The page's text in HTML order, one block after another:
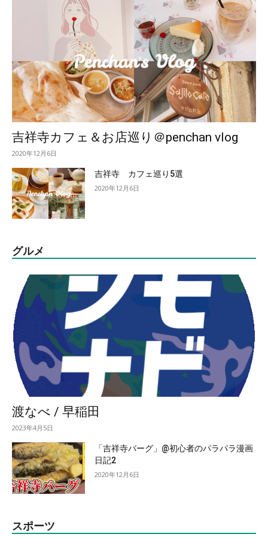
吉祥寺カフェ＆お店巡り＠penchan vlog
2020年12月6日
吉祥寺 カフェ巡り5選
2020年12月6日
グルメ
渡なべ / 早稲田
2023年4月5日
「吉祥寺バーグ」@初心者のパラパラ漫画
日記2
2020年12月6日
スポーツ